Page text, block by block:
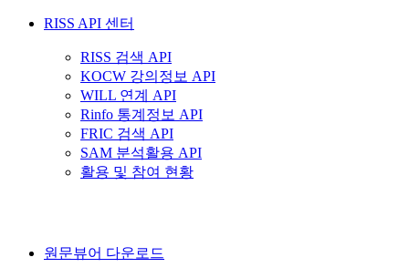
RISS API 센터
RISS 검색 API
KOCW 강의정보 API
WILL 연계 API
Rinfo 통계정보 API
FRIC 검색 API
SAM 분석활용 API
활용 및 참여 현황
원문뷰어 다운로드